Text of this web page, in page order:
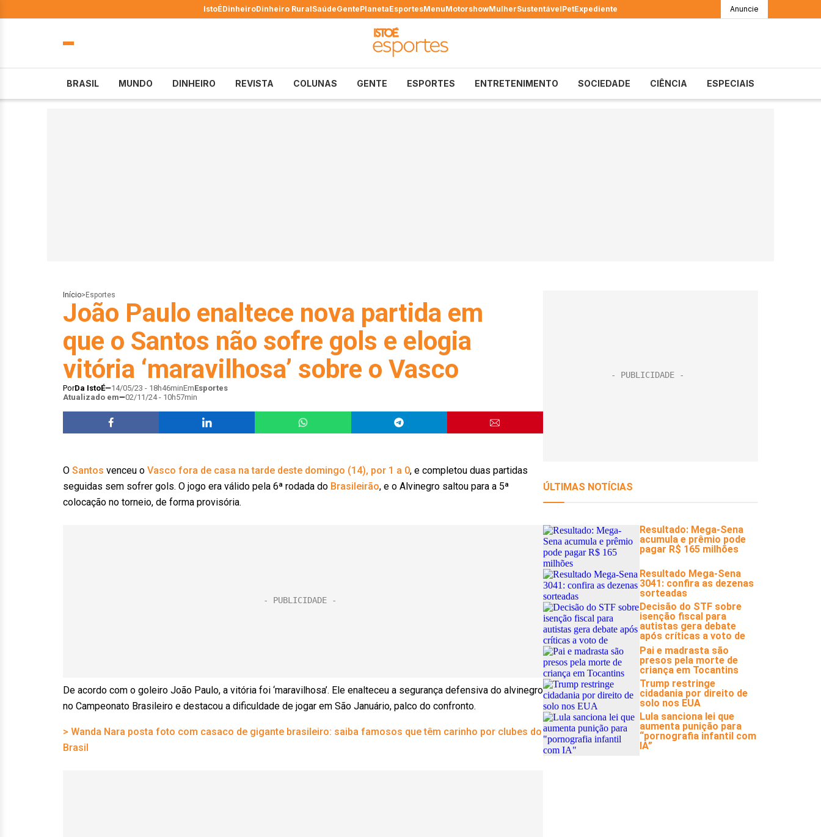
IstoÉDinheiroDinheiro RuralSaúdeGentePlanetaEsportesMenuMotorshowMulherSustentávelPetExpediente Anuncie
BRASIL MUNDO DINHEIRO REVISTA COLUNAS GENTE ESPORTES ENTRETENIMENTO SOCIEDADE CIÊNCIA ESPECIAIS
Início> Esportes
João Paulo enaltece nova partida em
que o Santos não sofre gols e elogia
vitória ‘maravilhosa’ sobre o Vasco
PorDa IstoÉ 14/05/23 - 18h46minEmEsportes
Atualizado em
02/11/24 - 10h57min
O Santos venceu o Vasco fora de casa na tarde deste domingo (14), por 1 a 0, e completou duas partidas
seguidas sem sofrer gols. O jogo era válido pela 6ª rodada do Brasileirão, e o Alvinegro saltou para a 5ª
colocação no torneio, de forma provisória.
De acordo com o goleiro João Paulo, a vitória foi ‘maravilhosa’. Ele enalteceu a segurança defensiva do alvinegro
no Campeonato Brasileiro e destacou a dificuldade de jogar em São Januário, palco do confronto.
> Wanda Nara posta foto com casaco de gigante brasileiro: saiba famosos que têm carinho por clubes do
Brasil